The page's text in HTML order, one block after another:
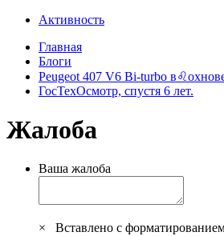
Активность
Главная
Блоги
Peugeot 407 V6 Bi-turbo
ГосТехОсмотр, спустя 6 лет.
Жалоба
Ваша жалоба
× Вставлено с